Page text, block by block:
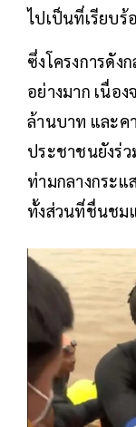
ไปเป็นที่เรียบร้
ซึ่งโครงการดัง
อย่างมาก เนื่อ
ล้านบาท และค
ประชาชนยังร่ว
ท่ามกลางกระ
ทั้งส่วนที่ชื่นชม